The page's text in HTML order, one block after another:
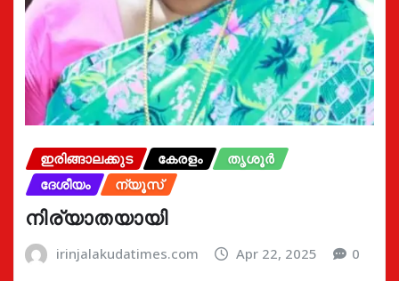
ഇരിങ്ങാലക്കുട കേരളം
തൃശൂർ
ദേശീയം
ന്യൂസ്
നിര്യാതയായി
irinjalakudatimes.com Apr 22, 2025 0